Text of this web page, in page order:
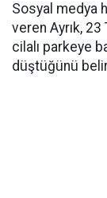
Sosyal medya
veren Ayrık,
cilalı parkeye
düştüğünü